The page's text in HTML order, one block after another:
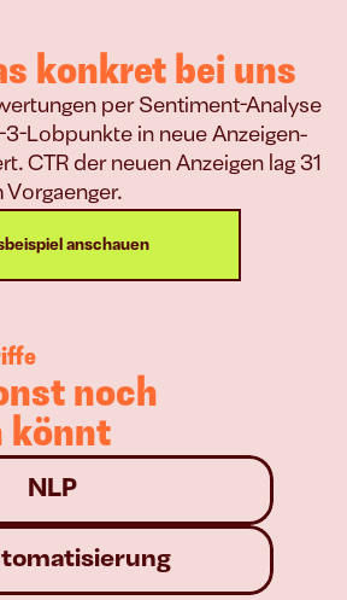
konkret bei uns
per Sentiment-Analyse
Lobpunkte in neue Anzeigen-
CTR der neuen Anzeigen lag 31
anschauen
noch
könnt
NLP